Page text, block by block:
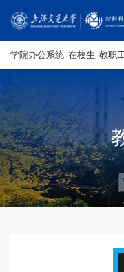
学院办公系统 在校生 教职